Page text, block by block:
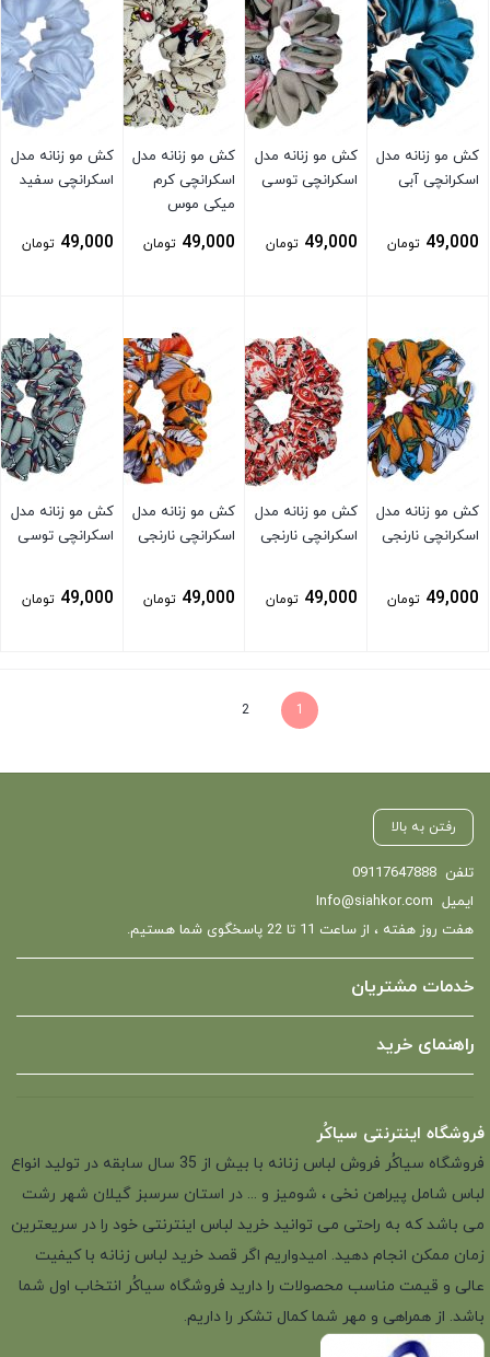
کش مو زنانه مدل
اسکرانچی آبی
49,000 تومان
کش مو زنانه مدل
اسکرانچی توسی
49,000 تومان
کش مو زنانه مدل
اسکرانچی کرم
میکی موس
49,000 تومان
کش مو زنانه مدل
اسکرانچی سفید
49,000 تومان
کش مو زنانه مدل
اسکرانچی نارنجی
49,000 تومان
کش مو زنانه مدل
اسکرانچی نارنجی
49,000 تومان
کش مو زنانه مدل
اسکرانچی نارنجی
49,000 تومان
کش مو زنانه مدل
اسکرانچی توسی
49,000 تومان
1
2
رفتن به بالا
تلفن 09117647888
ایمیل Info@siahkor.com
هفت روز هفته ، از ساعت 11 تا 22 پاسخگوی شما هستیم.
خدمات مشتریان
راهنمای خرید
فروشگاه اینترنتی سیاکُر
فروشگاه سیاکُر فروش لباس زنانه با بیش از 35 سال سابقه در تولید انواع
لباس شامل پیراهن نخی ، شومیز و ... در استان سرسبز گیلان شهر رشت
می باشد که به راحتی می توانید خرید لباس اینترنتی خود را در سریعترین
زمان ممکن انجام دهید. امیدواریم اگر قصد خرید لباس زنانه با کیفیت
عالی و قیمت مناسب محصولات را دارید فروشگاه سیاکُر انتخاب اول شما
باشد. از همراهی و مهر شما کمال تشکر را داریم.